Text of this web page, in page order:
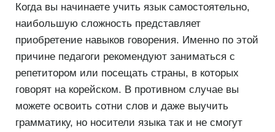
Когда вы начинаете учить язык самостоятельно,
наибольшую сложность представляет
приобретение навыков говорения. Именно по этой
причине педагоги рекомендуют заниматься с
репетитором или посещать страны, в которых
говорят на корейском. В противном случае вы
можете освоить сотни слов и даже выучить
грамматику, но носители языка так и не смогут